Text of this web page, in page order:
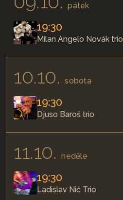
pátek
19:30
Milan Angelo Novák trio
10.10.sobota
19:30
Djuso Baroš trio
11.10.neděle
19:30
Ladislav Nič Trio